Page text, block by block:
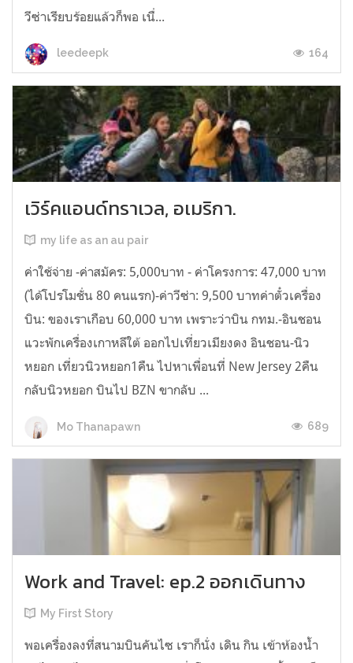
วีซ่าเรียบร้อยแล้วก็พอ เนื่...
leedeepk 164
เวิร์คแอนด์ทราเวล, อเมริกา.
my life as an au pair
ค่าใช้จ่าย -ค่าสมัคร: 5,000บาท - ค่าโครงการ: 47,000 บาท
(ได้โปรโมชั่น 80 คนแรก)-ค่าวีซ่า: 9,500 บาทค่าตั๋วเครื่อง
บิน: ของเราเกือบ 60,000 บาท เพราะว่าบิน กทม.-อินชอน
แวะพักเครื่องเกาหลีใต้ ออกไปเที่ยวเมียงดง อินชอน-นิว
หยอก เที่ยวนิวหยอก1คืน ไปหาเพื่อนที่ New Jersey 2คืน
กลับนิวหยอก บินไป BZN ขากลับ ...
Mo Thanapawn 689
Work and Travel: ep.2 ออกเดินทาง
My First Story
พอเครื่องลงที่สนามบินคันไซ เราก็นั่ง เดิน กิน เข้าห้องน้ำ